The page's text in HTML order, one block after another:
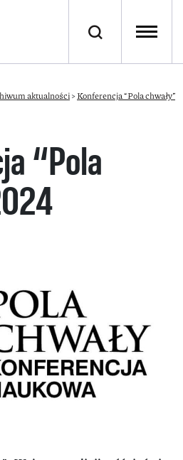
aktualności>Konferencja “Pola chwały”
“Pola